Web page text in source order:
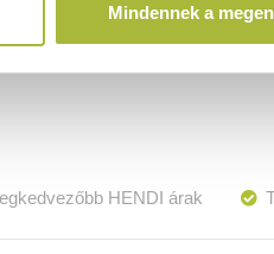
Mindennek a
HENDI árak